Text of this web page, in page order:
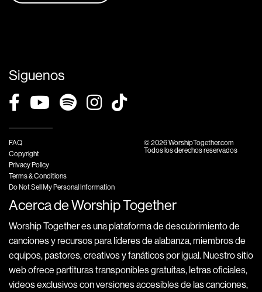
Siguenos
FAQ
Copyright
Privacy Policy
Terms & Conditions
Do Not Sell My Personal Information
© 2026 WorshipTogether.com
Todos los derechos reservados
Acerca de Worship Together
Worship Together es una plataforma de descubrimiento de
canciones y recursos para líderes de alabanza, miembros de
equipos, pastores, creativos y fanáticos por igual. Nuestro sitio
web ofrece partituras transponibles gratuitas, letras oficiales,
videos exclusivos con versiones accesibles de las canciones,